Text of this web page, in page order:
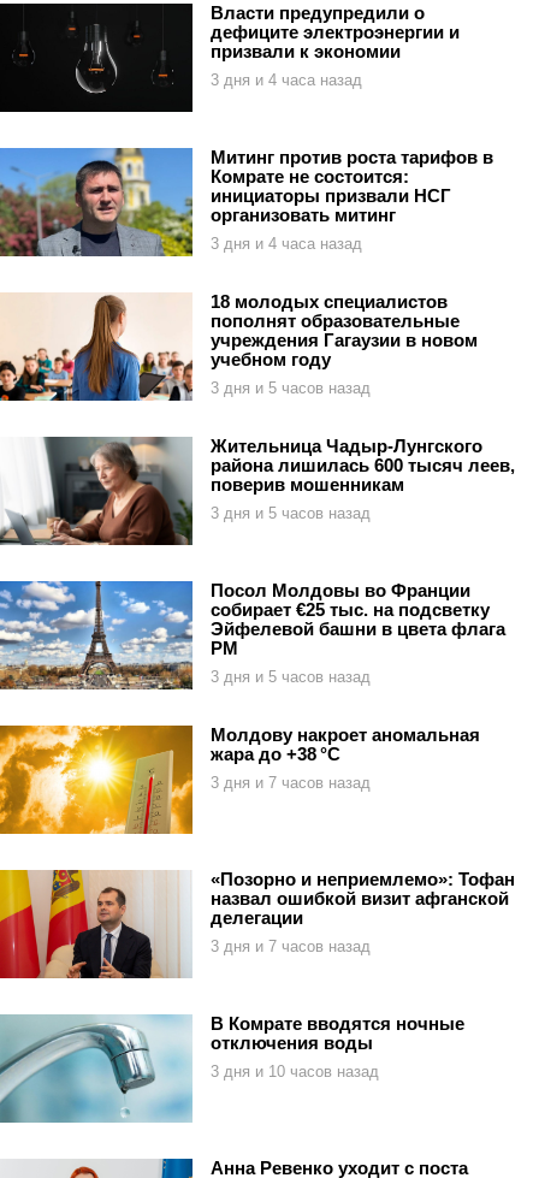
Власти предупредили о
дефиците электроэнергии и
призвали к экономии
3 дня и 4 часа назад
Митинг против роста тарифов в
Комрате не состоится:
инициаторы призвали НСГ
организовать митинг
3 дня и 4 часа назад
18 молодых специалистов
пополнят образовательные
учреждения Гагаузии в новом
учебном году
3 дня и 5 часов назад
Жительница Чадыр-Лунгского
района лишилась 600 тысяч леев,
поверив мошенникам
3 дня и 5 часов назад
Посол Молдовы во Франции
собирает €25 тыс. на подсветку
Эйфелевой башни в цвета флага
РМ
3 дня и 5 часов назад
Молдову накроет аномальная
жара до +38 °C
3 дня и 7 часов назад
«Позорно и неприемлемо»: Тофан
назвал ошибкой визит афганской
делегации
3 дня и 7 часов назад
В Комрате вводятся ночные
отключения воды
3 дня и 10 часов назад
Анна Ревенко уходит с поста